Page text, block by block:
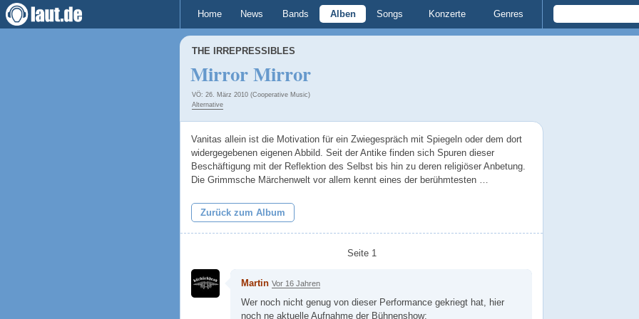
Home News Bands Alben Songs Konzerte Genres
THE IRREPRESSIBLES
Mirror Mirror
VÖ: 26. März 2010 (Cooperative Music)
Alternative
Vanitas allein ist die Motivation für ein Zwiegespräch mit Spiegeln oder dem dort
widergegebenen eigenen Abbild. Seit der Antike finden sich Spuren dieser
Beschäftigung mit der Reflektion des Selbst bis hin zu deren religiöser Anbetung.
Die Grimmsche Märchenwelt vor allem kennt eines der berühmtesten …
Zurück zum Album
Seite 1
Martin Vor 16 Jahren
Wer noch nicht genug von dieser Performance gekriegt hat, hier
noch ne aktuelle Aufnahme der Bühnenshow: